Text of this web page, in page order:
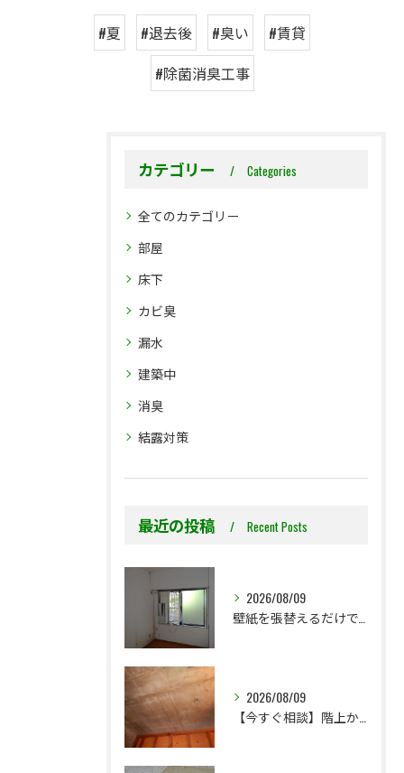
#夏 #退去後 #臭い
#賃貸
#除菌消臭工事
カテゴリー Categories
全てのカテゴリー
部屋
床下
カビ臭
漏水
建築中
消臭
結露対策
最近の投稿 Recent Posts
2026/08/09
2026/08/09